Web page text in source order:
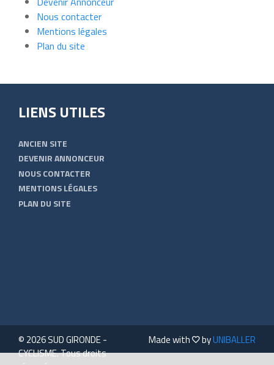
Nous contacter
Mentions légales
Plan du site
LIENS UTILES
ANCIEN SITE
DEVENIR ANNONCEUR
NOUS CONTACTER
MENTIONS LÉGALES
PLAN DU SITE
© 2026 SUD GIRONDE -
CYCLISME. Tous droits
Made with byUNIBALLER